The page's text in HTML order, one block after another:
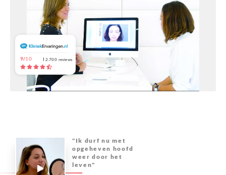
9/10 2.700 reviews
"Ik durf nu met
opgeheven hoofd
weer door het
leven"